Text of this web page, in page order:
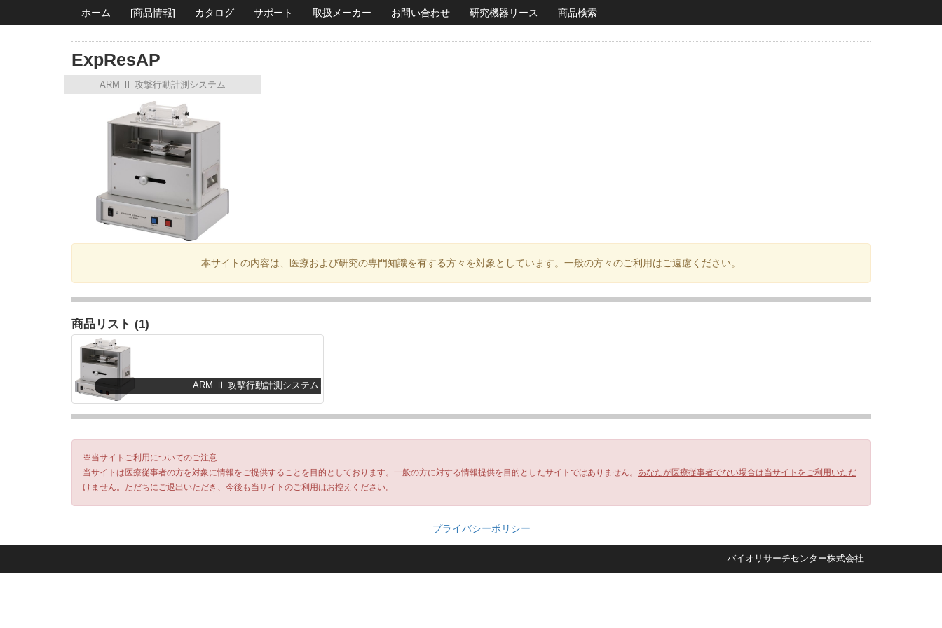
ホーム [商品情報] カタログ サポート 取扱メーカー お問い合わせ 研究機器リース 商品検索
ExpResAP
ARM Ⅱ 攻撃行動計測システム
本サイトの内容は、医療および研究の専門知識を有する方々を対象としています。一般の方々のご利用はご遠慮ください。
商品リスト (1)
ARM Ⅱ 攻撃行動計測システム
※当サイトご利用についてのご注意
当サイトは医療従事者の方を対象に情報をご提供することを目的としております。一般の方に対する情報提供を目的としたサイトではありません。 あなたが医療従事者でない場合は当サイトをご利用いただ
けません。ただちにご退出いただき、今後も当サイトのご利用はお控えください。
プライバシーポリシー
バイオリサーチセンター株式会社